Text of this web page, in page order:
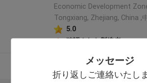
メッセージ
折り返しご連絡いたし
Economic Development
Tongxiang, Zhejiang, China ,
5.0
確認された製造者
多くを見て下さい